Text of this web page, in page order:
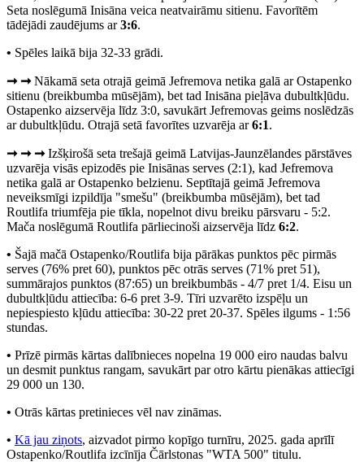
Seta noslēgumā Inisāna veica neatvairāmu sitienu. Favorītēm
tādējādi zaudējums ar3:6.
• Spēles laikā bija 32-33 grādi.
➞ ➞Nākamā seta otrajā geimā Jefremova netika galā ar Ostapenko
sitienu (breikbumba mūsējām), bet tad Inisāna pieļāva dubultkļūdu.
Ostapenko aizservēja līdz 3:0, savukārt Jefremovas geims noslēdzās
ar dubultkļūdu. Otrajā setā favorītes uzvarēja ar6:1.
➞ ➞ ➞Izšķirošā seta trešajā geimā Latvijas-Jaunzēlandes pārstāves
uzvarēja visās epizodēs pie Inisānas serves (2:1), kad Jefremova
netika galā ar Ostapenko belzienu. Septītajā geimā Jefremova
neveiksmīgi izpildīja "smešu" (breikbumba mūsējām), bet tad
Routlifa triumfēja pie tīkla, nopelnot divu breiku pārsvaru - 5:2.
Mača noslēgumā Routlifa pārliecinoši aizservēja līdz 6:2.
• Šajā mačā Ostapenko/Routlifa bija pārākas punktos pēc pirmās
serves (76% pret 60), punktos pēc otrās serves (71% pret 51),
summārajos punktos (87:65) un breikbumbās - 4/7 pret 1/4. Eisu un
dubultkļūdu attiecība: 6-6 pret 3-9. Tīri uzvarēto izspēļu un
nepiespiesto kļūdu attiecība: 30-22 pret 20-37. Spēles ilgums - 1:56
stundas.
• Prīzē pirmās kārtas dalībnieces nopelna 19 000 eiro naudas balvu
un desmit punktus rangam, savukārt par otro kārtu pienākas attiecīgi
29 000 un 130.
• Otrās kārtas pretinieces vēl nav zināmas.
• Kā jau ziņots, aizvadot pirmo kopīgo turnīru, 2025. gada aprīlī
Ostapenko/Routlifa izcīnīja Čārlstonas "WTA 500" titulu.